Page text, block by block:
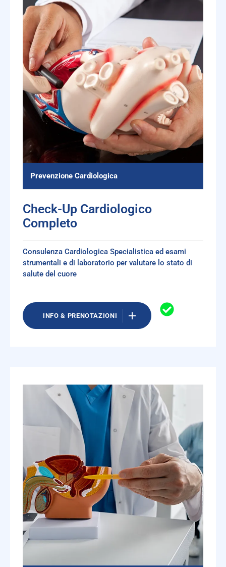
Prevenzione Cardiologica
Check-Up Cardiologico
Completo
Consulenza Cardiologica Specialistica ed esami
strumentali e di laboratorio per valutare lo stato di
salute del cuore
INFO & PRENOTAZIONI